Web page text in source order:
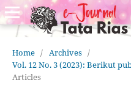
Home / Archives /
Vol. 12 No. 3 (2023): Berikut
Articles